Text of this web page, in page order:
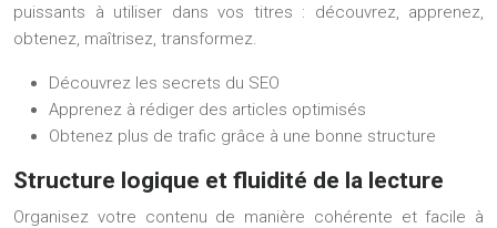
puissants à utiliser dans vos titres : découvrez, apprenez,
obtenez, maîtrisez, transformez.
Découvrez les secrets du SEO
Apprenez à rédiger des articles optimisés
Obtenez plus de trafic grâce à une bonne structure
Structure logique et fluidité de la lecture
Organisez votre contenu de manière cohérente et facile à